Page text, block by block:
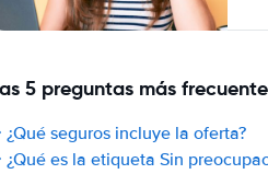
5 preguntas más
¿Qué seguros incluye la oferta?
¿Qué es la etiqueta Sin